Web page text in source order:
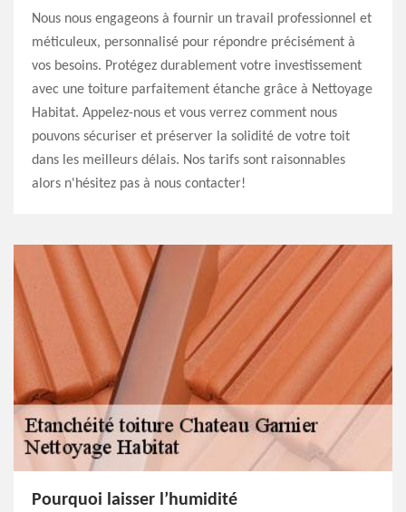
Nous nous engageons à fournir un travail professionnel et
méticuleux, personnalisé pour répondre précisément à
vos besoins. Protégez durablement votre investissement
avec une toiture parfaitement étanche grâce à Nettoyage
Habitat. Appelez-nous et vous verrez comment nous
pouvons sécuriser et préserver la solidité de votre toit
dans les meilleurs délais. Nos tarifs sont raisonnables
alors n'hésitez pas à nous contacter!
Pourquoi laisser l’humidité